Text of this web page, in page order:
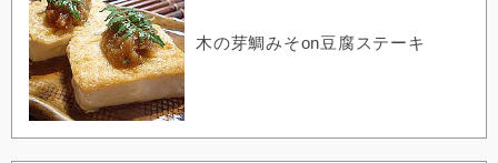
木の芽鯛みそon豆腐ステーキ